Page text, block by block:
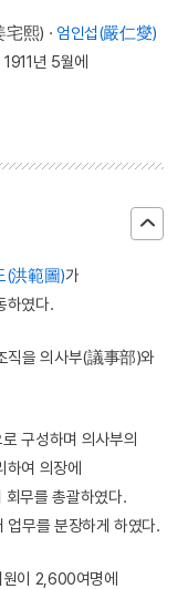
宅熙) · 엄인섭(嚴仁燮)
년 5월에
(洪範圖)가
하였다.
직을 의사부(議事部)와
구성하며 의사부의
하여 의장에
회무를 총괄하였다.
무를 분장하게 하였다.
원이 2,600여명에